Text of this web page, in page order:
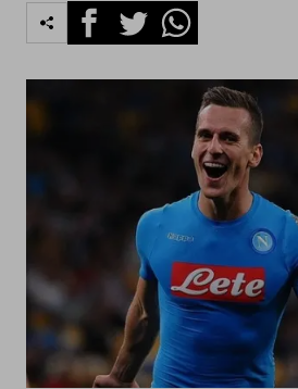
FacebookTwitterWhatsapp